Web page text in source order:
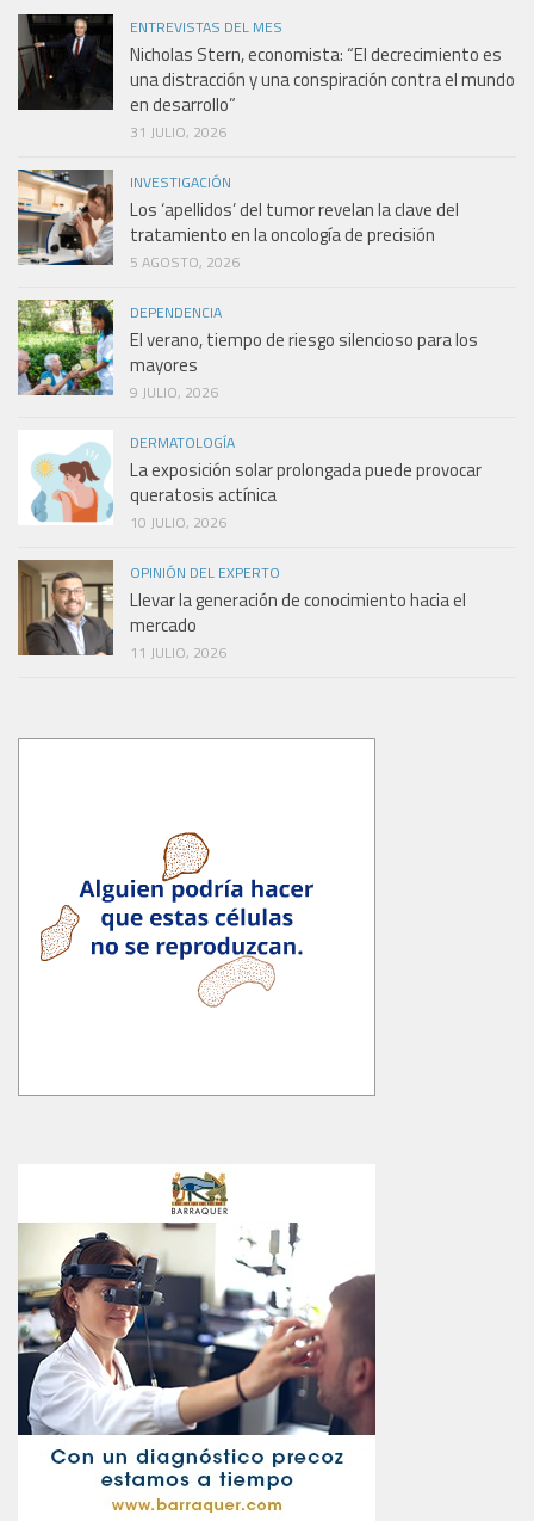
ENTREVISTAS DEL MES
Nicholas Stern, economista: “El decrecimiento es
una distracción y una conspiración contra el mundo
en desarrollo”
31 JULIO, 2026
INVESTIGACIÓN
Los ‘apellidos’ del tumor revelan la clave del
tratamiento en la oncología de precisión
5 AGOSTO, 2026
DEPENDENCIA
El verano, tiempo de riesgo silencioso para los
mayores
9 JULIO, 2026
DERMATOLOGÍA
La exposición solar prolongada puede provocar
queratosis actínica
10 JULIO, 2026
OPINIÓN DEL EXPERTO
Llevar la generación de conocimiento hacia el
mercado
11 JULIO, 2026